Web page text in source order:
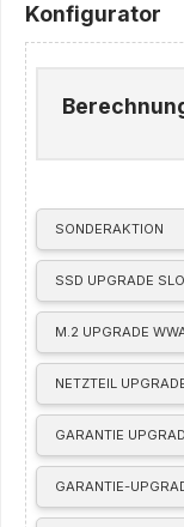
Konfigurator
SONDERAKTION
SSD UPGRADE
M.2 UPGRADE
NETZTEIL
GARANTIE
GARANTIE-